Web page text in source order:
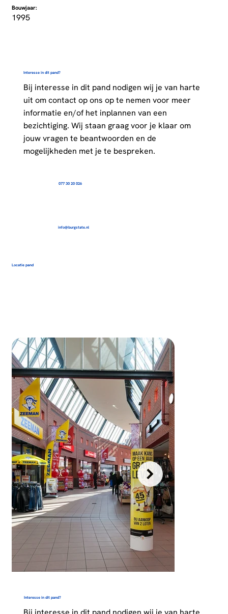
Bouwjaar:
1995
Interesse in dit pand?
Bij interesse in dit pand nodigen wij je van harte
uit om contact op ons op te nemen voor meer
informatie en/of het inplannen van een
bezichtiging. Wij staan graag voor je klaar om
jouw vragen te beantwoorden en de
mogelijkheden met je te bespreken.
077 30 20 026
info@burgstate.nl
Locatie pand
Interesse in dit pand?